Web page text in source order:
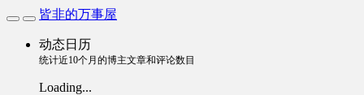
皆非的万事屋
动态日历
统计近10个月的博主文章和评论数目
Loading...